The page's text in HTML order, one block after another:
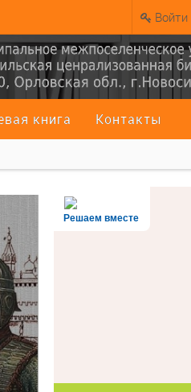
Войти
книга Контакты
Решаем вместе